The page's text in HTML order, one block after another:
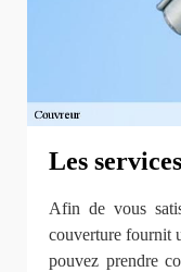
Les
Afin de vous
couverture fournit
pouvez prendre